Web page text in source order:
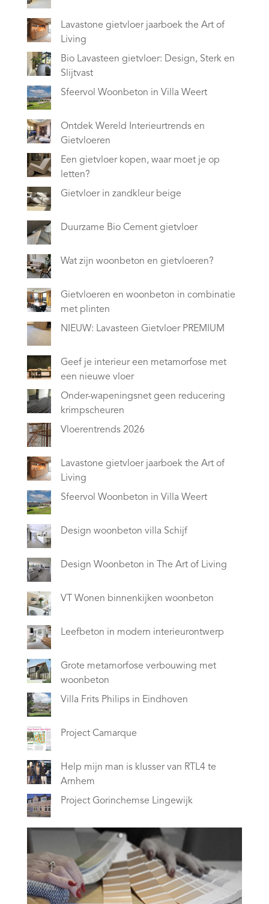
Lavastone gietvloer jaarboek the Art of
Living
Bio Lavasteen gietvloer: Design, Sterk en
Slijtvast
Sfeervol Woonbeton in Villa Weert
Ontdek Wereld Interieurtrends en
Gietvloeren
Een gietvloer kopen, waar moet je op
letten?
Gietvloer in zandkleur beige
Duurzame Bio Cement gietvloer
Wat zijn woonbeton en gietvloeren?
Gietvloeren en woonbeton in combinatie
met plinten
NIEUW: Lavasteen Gietvloer PREMIUM
Geef je interieur een metamorfose met
een nieuwe vloer
Onder-wapeningsnet geen reducering
krimpscheuren
Vloerentrends 2026
Lavastone gietvloer jaarboek the Art of
Living
Sfeervol Woonbeton in Villa Weert
Design woonbeton villa Schijf
Design Woonbeton in The Art of Living
VT Wonen binnenkijken woonbeton
Leefbeton in modern interieurontwerp
Grote metamorfose verbouwing met
woonbeton
Villa Frits Philips in Eindhoven
Project Camarque
Help mijn man is klusser van RTL4 te
Arnhem
Project Gorinchemse Lingewijk